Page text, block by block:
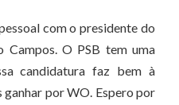
com o presidente do
Campos. O PSB tem uma
candidatura faz bem à
ganhar por WO. Espero por